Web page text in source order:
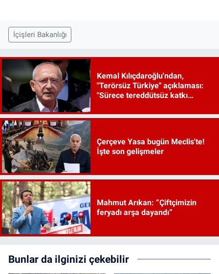
İçişleri Bakanlığı
Kemal Kılıçdaroğlu'ndan,
"Terörsüz Türkiye" açıklaması:
"Sürece tereddütsüz katkı
Çerçeve Yasa bugün Meclis'te!
İşte son gelişmeler
Mahmut Arıkan: “Çiftçimizin
feryadı arşa dayandı”
Bunlar da ilginizi çekebilir